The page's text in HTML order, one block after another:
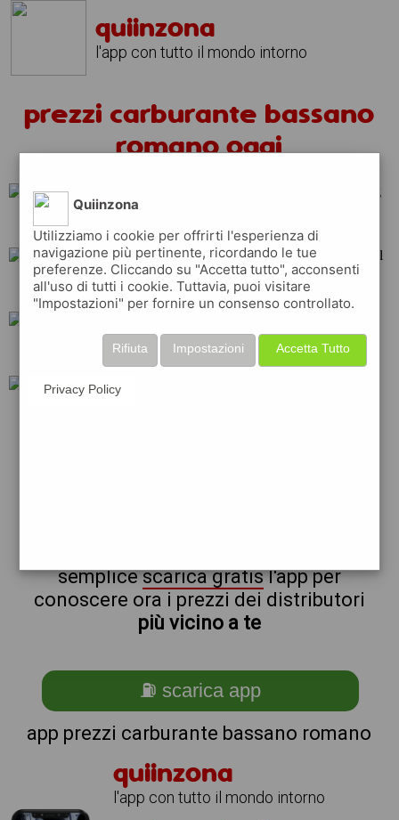
quiinzona
l'app con tutto il mondo intorno
prezzi carburante bassano
romano oggi
repsol
tamoil eni shell
q8 api
semplicescarica gratisl'app per
conoscere ora i prezzi dei distributori
più vicino a te
⛽ scarica app
app prezzi carburante bassano romano
quiinzona
l'app con tutto il mondo intorno
Quiinzona
Utilizziamo i cookie per offrirti l'esperienza di
navigazione più pertinente, ricordando le tue
preferenze. Cliccando su "Accetta tutto", acconsenti
all'uso di tutti i cookie. Tuttavia, puoi visitare
"Impostazioni" per fornire un consenso controllato.
Accetta Tutto
Impostazioni
Rifiuta
Privacy Policy